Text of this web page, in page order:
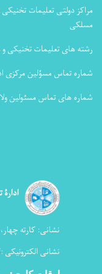
مراکز دولتی تعلیمات
مسلکی
رشته های تعلیمات تخنیکی
شماره تماس مسؤلین مرکزی
شماره های تماس مسئولین
نشانی:کارته
نشانی الکترونیکی :